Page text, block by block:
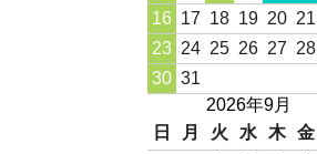
16 17 18 19 20 21
23 24 25 26 27 28
30 31
2026年9月
日
月 火 水 木 金